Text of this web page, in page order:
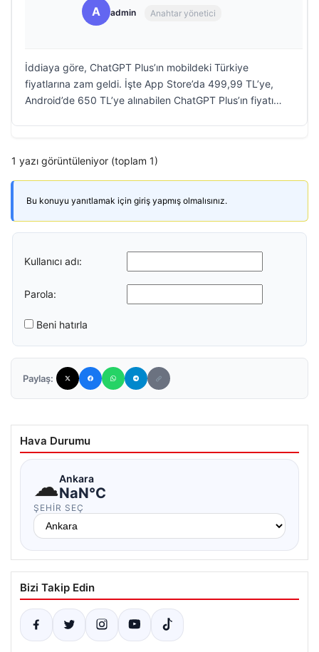
A admin Anahtar yönetici
İddiaya göre, ChatGPT Plus’ın mobildeki Türkiye
fiyatlarına zam geldi. İşte App Store’da 499,99 TL’ye,
Android’de 650 TL’ye alınabilen ChatGPT Plus’ın fiyatı…
1 yazı görüntüleniyor (toplam 1)
Bu konuyu yanıtlamak için giriş yapmış olmalısınız.
Kullanıcı adı:
Parola:
Beni hatırla
Paylaş:
Hava Durumu
☁Ankara
NaN°C
ŞEHIR SEÇ
Bizi Takip Edin